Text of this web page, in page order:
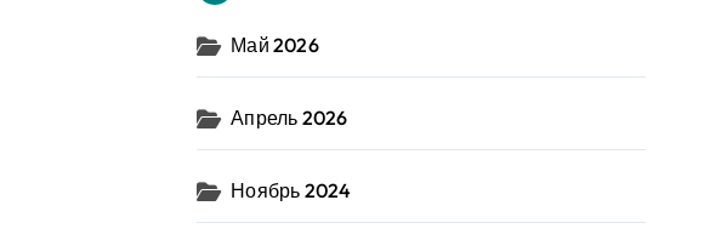
Май 2026
Апрель 2026
Ноябрь 2024